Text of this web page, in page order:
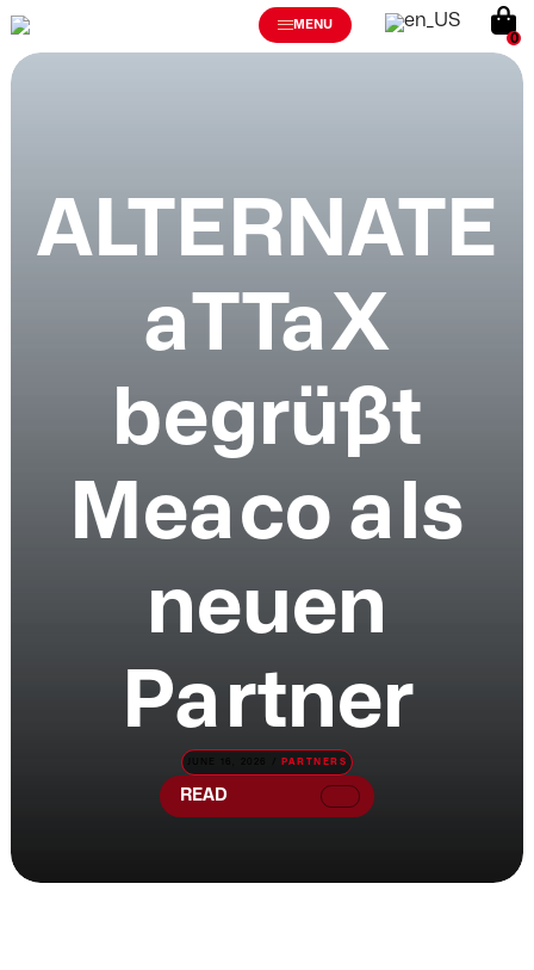
MENU
0
ALTERNATE
aTTaX
begrüßt
Meaco als
neuen
Partner
PARTNERS
READ